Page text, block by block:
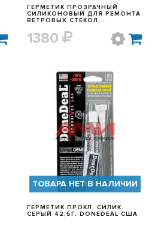
ГЕРМЕТИК ПРОЗРАЧНЫЙ
СИЛИКОНОВЫЙ ДЛЯ РЕМОНТА
ВЕТРОВЫХ СТЕКОЛ,
PERMATEX 80050
1380
БЫСТРЫЙ ПРОСМОТР
ТОВАРА НЕТ В НАЛИЧИИ
ГЕРМЕТИК ПРОКЛ. СИЛИК.
СЕРЫЙ 42,5Г. DONEDEAL США